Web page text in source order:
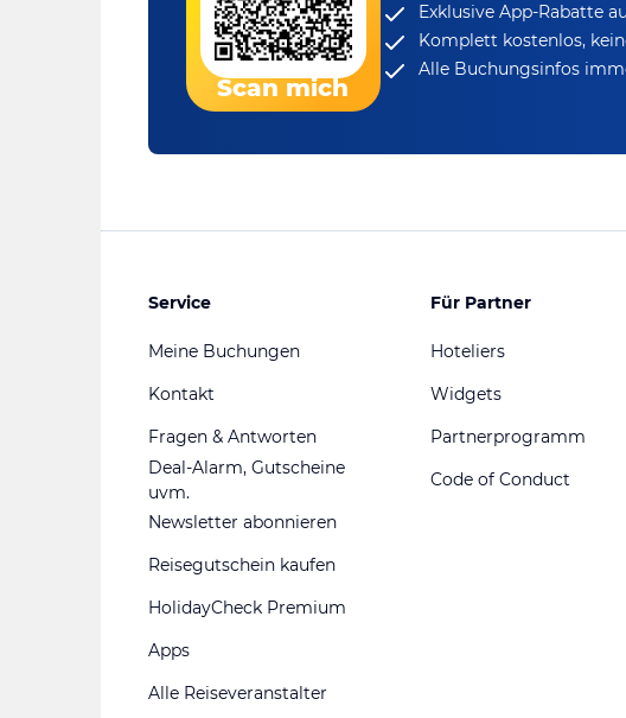
Scan mich
Exklusive App-Rabatte
Komplett kostenlos,
Alle Buchungsinfos
Service
Meine Buchungen
Kontakt
Fragen & Antworten
Deal-Alarm, Gutscheine
uvm.
Newsletter abonnieren
Reisegutschein kaufen
HolidayCheck Premium
Apps
Alle Reiseveranstalter
Für Partner
Hoteliers
Widgets
Partnerprogramm
Code of Conduct